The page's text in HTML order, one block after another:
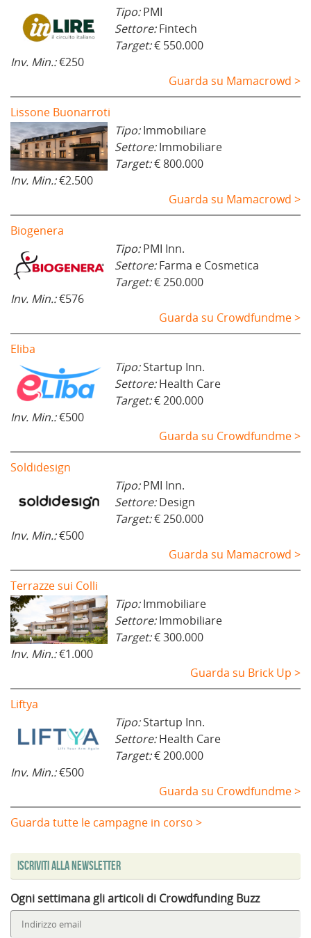
Tipo:PMI
Settore:Fintech
Target:€ 550.000
Inv. Min.:€250
Guarda su Mamacrowd >
Lissone Buonarroti
Tipo:Immobiliare
Settore:Immobiliare
Target:€ 800.000
Inv. Min.:€2.500
Guarda su Mamacrowd >
Biogenera
Tipo:PMI Inn.
Settore:Farma e Cosmetica
Target:€ 250.000
Inv. Min.:€576
Guarda su Crowdfundme >
Eliba
Tipo:Startup Inn.
Settore:Health Care
Target:€ 200.000
Inv. Min.:€500
Guarda su Crowdfundme >
Soldidesign
Tipo:PMI Inn.
Settore:Design
Target:€ 250.000
Inv. Min.:€500
Guarda su Mamacrowd >
Terrazze sui Colli
Tipo:Immobiliare
Settore:Immobiliare
Target:€ 300.000
Inv. Min.:€1.000
Guarda su Brick Up >
Liftya
Tipo:Startup Inn.
Settore:Health Care
Target:€ 200.000
Inv. Min.:€500
Guarda su Crowdfundme >
Guarda tutte le campagne in corso >
Iscriviti alla Newsletter
Ogni settimana gli articoli di Crowdfunding Buzz